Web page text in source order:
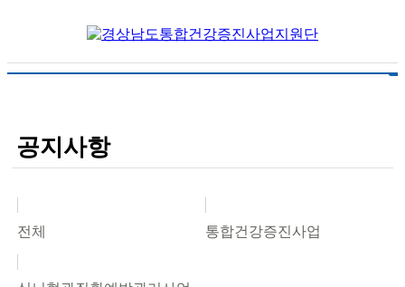
공지사항
전체 통합건강증진사업